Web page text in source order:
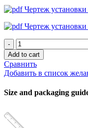
Чертеж
Чертеж
Установка
обратного
осмоса
Ecolaguz
IRO-
300/2x4021/R23/L/LP
quantity
Add to cart
Сравнить
Добавить в список
Size and packaging